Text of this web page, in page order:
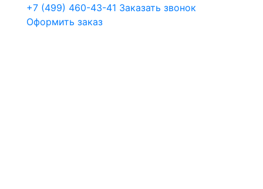
+7 (499) 460-43-41 Заказать звонок
Оформить заказ